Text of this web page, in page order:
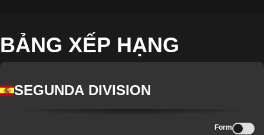
BẢNG XẾP HẠNG
SEGUNDA DIVISION
Form